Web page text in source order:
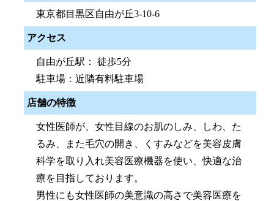
東京都目黒区自由が丘3-10-6
アクセス
自由が丘駅： 徒歩5分
駐車場：近隣有料駐車場
店舗の特徴
女性医師が、女性目線のお肌のしみ、しわ、た
るみ、また毛穴の開き、くすみなどを美容皮膚
科学を取り入れ美容医療機器を使い、快適な治
療を目指しております。
男性にも女性医師の美意識の高さで美容医療を